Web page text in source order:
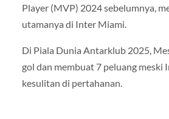
Player (MVP) 2024 sebelumnya,
utamanya di Inter Miami.
Di Piala Dunia Antarklub 2025,
gol dan membuat 7 peluang meski
kesulitan di pertahanan.